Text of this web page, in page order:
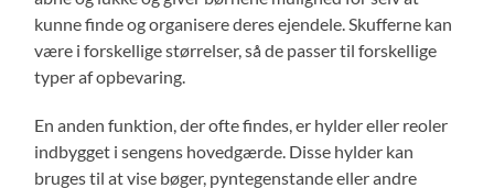
kunne finde og organisere deres ejendele. Skufferne kan
være i forskellige størrelser, så de passer til forskellige
typer af opbevaring.
En anden funktion, der ofte findes, er hylder eller reoler
indbygget i sengens hovedgærde. Disse hylder kan
bruges til at vise bøger, pyntegenstande eller andre